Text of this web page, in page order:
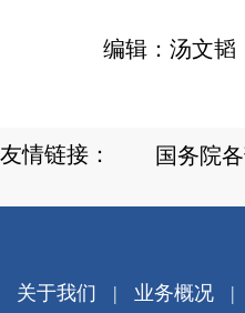
编辑：汤文韬
友情链接：
关于我们 | 业务概况|